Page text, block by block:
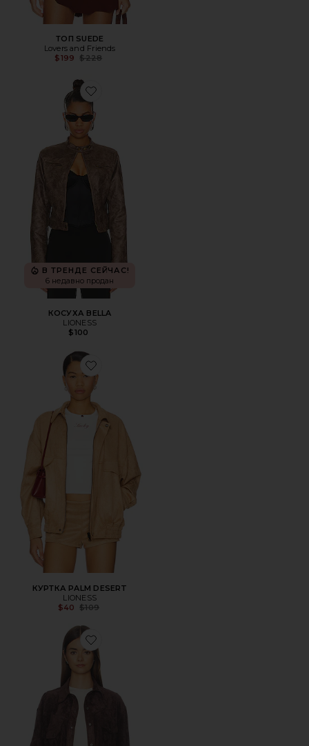
ТОП SUEDE
Lovers and Friends
$199
Previous price:
$228
Favorite КОСУХА BELLA
В ТРЕНДЕ СЕЙЧАС!
6 недавно продан
КОСУХА BELLA
LIONESS
$100
Favorite КУРТКА PALM DESERT
КУРТКА PALM DESERT
LIONESS
$40 Previous price:
$109
Favorite КУРТКА CROPPED